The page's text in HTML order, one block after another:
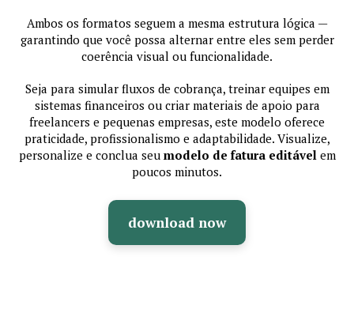
Ambos os formatos seguem a mesma estrutura lógica —
garantindo que você possa alternar entre eles sem perder
coerência visual ou funcionalidade.
Seja para simular fluxos de cobrança, treinar equipes em
sistemas financeiros ou criar materiais de apoio para
freelancers e pequenas empresas, este modelo oferece
praticidade, profissionalismo e adaptabilidade. Visualize,
personalize e conclua seu modelo de fatura editávelem
poucos minutos.
download now